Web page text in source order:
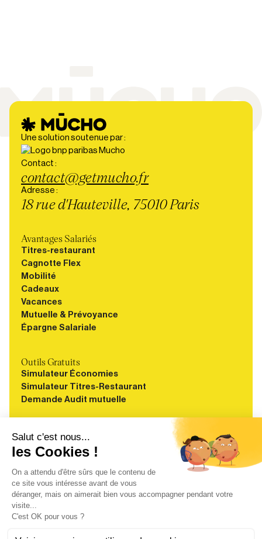
Une solution soutenue par :
Contact :
contact@getmucho.fr
Adresse :
18 rue d'Hauteville, 75010 Paris
Avantages Salariés
Titres-restaurant
Cagnotte Flex
Mobilité
Cadeaux
Vacances
Mutuelle & Prévoyance
Épargne Salariale
Outils Gratuits
Simulateur Économies
Simulateur Titres-Restaurant
Demande Audit mutuelle
Ressources
Blog
Guides
Webinaires
Études
À propos
FAQ
Carrières
Contact